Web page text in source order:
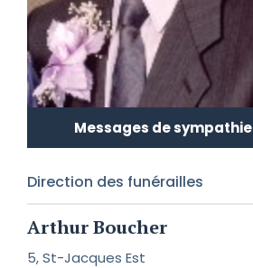
Messages de sympathie
Direction des funérailles
Arthur Boucher
5, St-Jacques Est